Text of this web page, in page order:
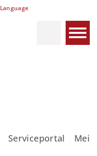
Language
Serviceportal